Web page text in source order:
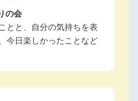
の会
とと、自分の気持ちを表
今日楽しかったことなど